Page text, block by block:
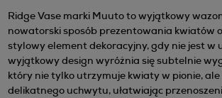
Ridge Vase marki Muuto to wyjątkowy
nowatorski sposób prezentowania kwiatów
stylowy element dekoracyjny, gdy nie jest w
wyjątkowy design wyróżnia się subtelnie
który nie tylko utrzymuje kwiaty w pionie, ale
delikatnego uchwytu, ułatwiając